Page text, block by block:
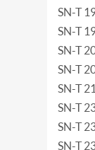
SN-T
SN-T
SN-T
SN-T
SN-T
SN-T
SN-T
SN-T